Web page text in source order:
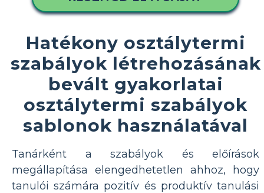
Hatékony osztálytermi
szabályok létrehozásának
bevált gyakorlatai
osztálytermi szabályok
sablonok használatával
Tanárként a szabályok és előírások
megállapítása elengedhetetlen ahhoz, hogy
tanulói számára pozitív és produktív tanulási